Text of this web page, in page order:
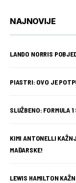
NAJNOVIJE
LANDO NORRIS
PIASTRI: OVO JE
SLUŽBENO: FORMULA
KIMI ANTONELLI
MAĐARSKE!
LEWIS HAMILTON